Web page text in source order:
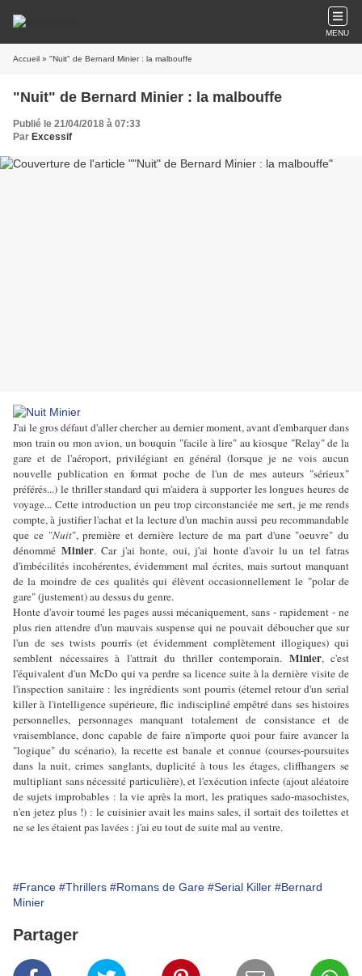
MENU
Accueil » "Nuit" de Bernard Minier : la malbouffe
"Nuit" de Bernard Minier : la malbouffe
Publié le 21/04/2018 à 07:33
Par Excessif
J'ai le gros défaut d'aller chercher au dernier moment, avant d'embarquer dans
mon train ou mon avion, un bouquin "facile à lire" au kiosque "Relay" de la
gare et de l'aéroport, privilégiant en général (lorsque je ne vois aucun
nouvelle publication en format poche de l'un de mes auteurs "sérieux"
préférés...) le thriller standard qui m'aidera à supporter les longues heures de
voyage... Cette introduction un peu trop circonstanciée me sert, je me rends
compte, à justifier l'achat et la lecture d'un machin aussi peu recommandable
que ce "Nuit", première et dernière lecture de ma part d'une "oeuvre" du
dénommé Minier. Car j'ai honte, oui, j'ai honte d'avoir lu un tel fatras
d'imbécilités incohérentes, évidemment mal écrites, mais surtout manquant
de la moindre de ces qualités qui élèvent occasionnellement le "polar de
gare" (justement) au dessus du genre.
Honte d'avoir tourné les pages aussi mécaniquement, sans - rapidement - ne
plus rien attendre d'un mauvais suspense qui ne pouvait déboucher que sur
l'un de ses twists pourris (et évidemment complètement illogiques) qui
semblent nécessaires à l'attrait du thriller contemporain. Minier, c'est
l'équivalent d'un McDo qui va perdre sa licence suite à la dernière visite de
l'inspection sanitaire : les ingrédients sont pourris (éternel retour d'un serial
killer à l'intelligence supérieure, flic indiscipliné empêtré dans ses histoires
personnelles, personnages manquant totalement de consistance et de
vraisemblance, donc capable de faire n'importe quoi pour faire avancer la
"logique" du scénario), la recette est banale et connue (courses-poursuites
dans la nuit, crimes sanglants, duplicité à tous les étages, cliffhangers se
multipliant sans nécessité particulière), et l'exécution infecte (ajout aléatoire
de sujets improbables : la vie après la mort, les pratiques sado-masochistes,
n'en jetez plus !) : le cuisinier avait les mains sales, il sortait des toilettes et
ne se les étaient pas lavées : j'ai eu tout de suite mal au ventre.
#France #Thrillers #Romans de Gare #Serial Killer #Bernard
Minier
Partager